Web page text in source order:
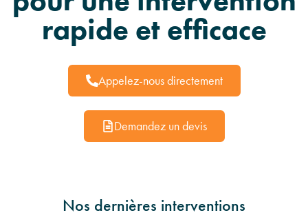
rapide et efficace
Appelez-nous directement
Demandez un devis
Nos dernières interventions